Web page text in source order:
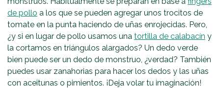
de pollo a los que se pueden agregar unos trocitos de
tomate en la punta haciendo de uñas enrojecidas. Pero,
¿y si en lugar de pollo usamos una tortilla de calabacín y
la cortamos en triángulos alargados? Un dedo verde
bien puede ser un dedo de monstruo, ¿verdad? También
puedes usar zanahorias para hacer los dedos y las uñas
con aceitunas o pimientos. ¡Deja volar tu imaginación!